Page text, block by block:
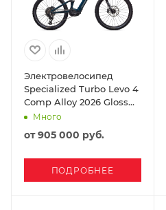
Электровелосипед
Specialized Turbo Levo 4
Comp Alloy 2026 Gloss
Deep Lake Metallic /
Много
от905 000 руб.
ПОДРОБНЕЕ